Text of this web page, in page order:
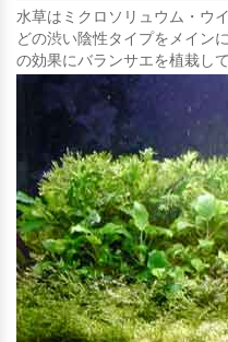
水草はミクロソリュウム・ウ
どの渋い陰性タイプをメイン
の効果にバランサエを植栽し